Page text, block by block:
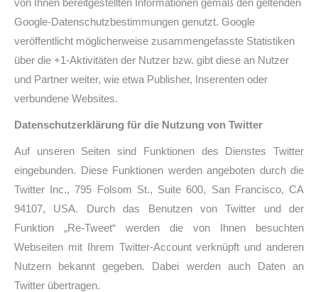
von Ihnen bereitgestellten Informationen gemäß den geltenden
Google-Datenschutzbestimmungen genutzt. Google
veröffentlicht möglicherweise zusammengefasste Statistiken
über die +1-Aktivitäten der Nutzer bzw. gibt diese an Nutzer
und Partner weiter, wie etwa Publisher, Inserenten oder
verbundene Websites.
Datenschutzerklärung für die Nutzung von Twitter
Auf unseren Seiten sind Funktionen des Dienstes Twitter
eingebunden. Diese Funktionen werden angeboten durch die
Twitter Inc., 795 Folsom St., Suite 600, San Francisco, CA
94107, USA. Durch das Benutzen von Twitter und der
Funktion „Re-Tweet“ werden die von Ihnen besuchten
Webseiten mit Ihrem Twitter-Account verknüpft und anderen
Nutzern bekannt gegeben. Dabei werden auch Daten an
Twitter übertragen.